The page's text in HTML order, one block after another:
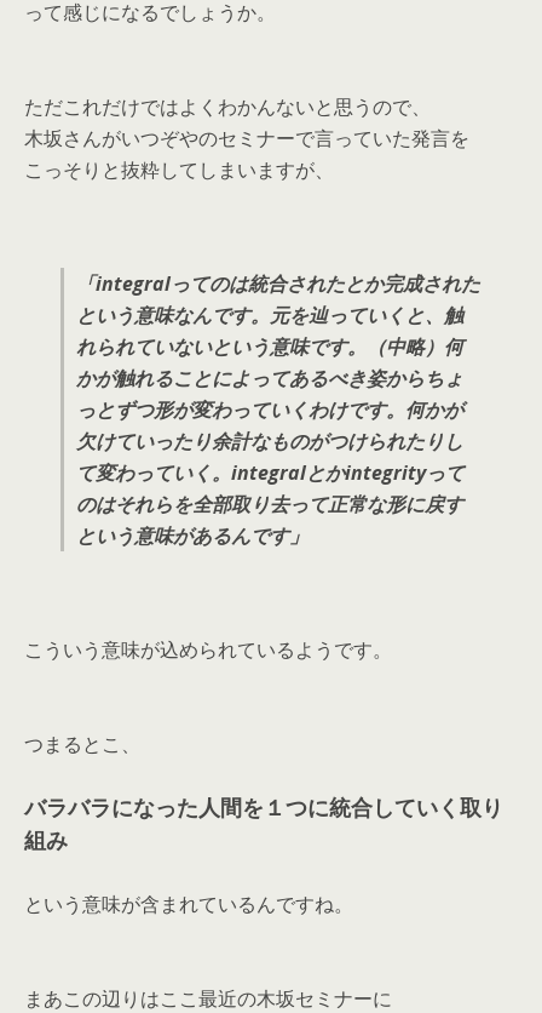
って感じになるでしょうか。
ただこれだけではよくわかんないと思うので、
木坂さんがいつぞやのセミナーで言っていた発言を
こっそりと抜粋してしまいますが、
「integralってのは統合されたとか完成された
という意味なんです。元を辿っていくと、触
れられていないという意味です。（中略）何
かが触れることによってあるべき姿からちょ
っとずつ形が変わっていくわけです。何かが
欠けていったり余計なものがつけられたりし
て変わっていく。integralとかintegrityって
のはそれらを全部取り去って正常な形に戻す
という意味があるんです」
こういう意味が込められているようです。
つまるとこ、
バラバラになった人間を１つに統合していく取り
組み
という意味が含まれているんですね。
まあこの辺りはここ最近の木坂セミナーに